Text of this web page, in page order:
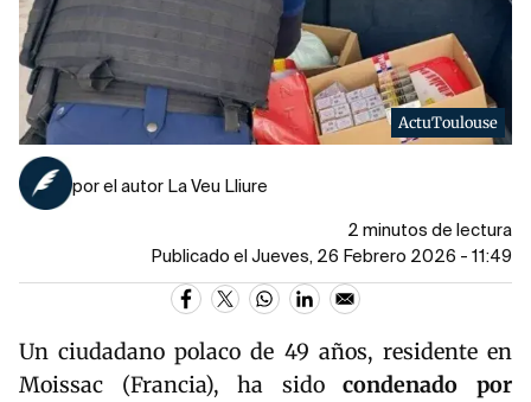
ActuToulouse
por el autor La Veu Lliure
2 minutos de lectura
Publicado el Jueves, 26 Febrero 2026 - 11:49
Un ciudadano polaco de 49 años, residente en
Moissac (Francia), ha sidocondenado por